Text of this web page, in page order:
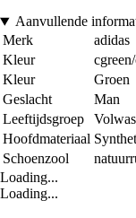
Aanvullende
Merk
adidas
Kleur
Kleur
Groen
Geslacht
Man
Leeftijdsgroep
Hoofdmateriaal
Schoenzool
Loading...
Loading...